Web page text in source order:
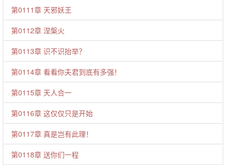
第0111章 天邪妖王
第0112章 涅槃火
第0113章 识不识抬举？
第0114章 看看你夫君到底有多强！
第0115章 天人合一
第0116章 这仅仅只是开始
第0117章 真是岂有此理！
第0118章 送你们一程